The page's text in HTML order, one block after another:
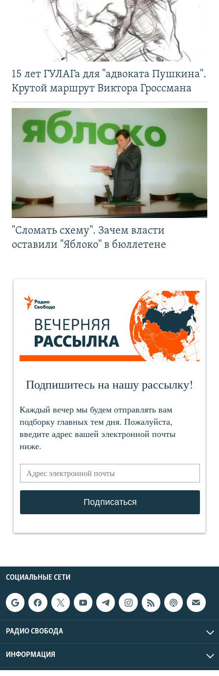
15 лет ГУЛАГа для "адвоката Пушкина".
Крутой маршрут Виктора Гроссмана
"Сломать схему". Зачем власти
оставили "Яблоко" в бюллетене
СОЦИАЛЬНЫЕ СЕТИ
РАДИО СВОБОДА
ИНФОРМАЦИЯ